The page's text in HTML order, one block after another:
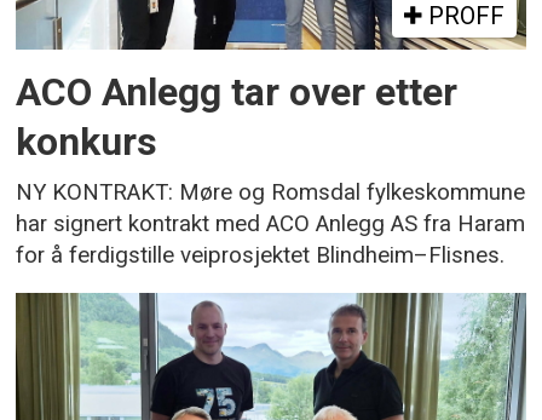
PROFF
ACO Anlegg tar over etter
konkurs
NY KONTRAKT: Møre og Romsdal fylkeskommune
har signert kontrakt med ACO Anlegg AS fra Haram
for å ferdigstille veiprosjektet Blindheim–Flisnes.